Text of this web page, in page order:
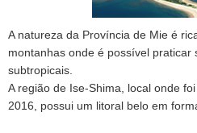
A natureza da Província de Mie é
montanhas onde é possível praticar
subtropicais.
A região de Ise-Shima, local onde
2016, possui um litoral belo em